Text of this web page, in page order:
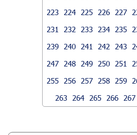
223
224 225 226 227
231
232 233 234 235
239
240 241 242 243
247
248 249 250 251
255
256 257 258 259
263
264 265 266 267